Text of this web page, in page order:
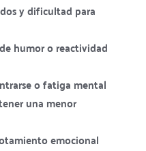
y dificultad para
humor o reactividad
o fatiga mental
una menor
emocional